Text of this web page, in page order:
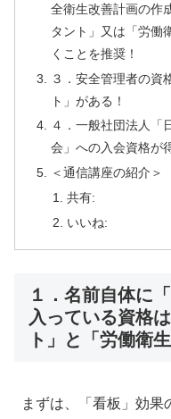
全衛生改善計画の作
タント」又は「労働
くことを推奨！
３．安全管理者の資
ト」がある！
４．一般社団法人「
会」への入会資格が
＜通信講座の紹介＞
共有:
いいね:
１．名前自体に
入っている資格
ト」と「労働衛
まずは、「看板」効果